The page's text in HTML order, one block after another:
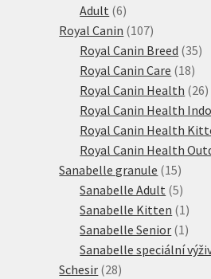
Adult 66
produktů
Royal Canin 107107
produktů
Royal Canin Breed 3535
Royal Canin Care 1818
Royal Canin Health 2626
Royal Canin Health
Royal Canin Health
Royal Canin Health
Sanabelle granule 1515
Sanabelle Adult 55
Sanabelle Kitten 1 1
Sanabelle Senior 1 1
Sanabelle speciální
Schesir 2828